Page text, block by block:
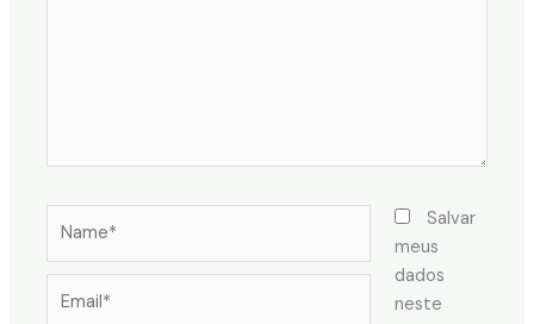
Salvar
meus
dados
neste